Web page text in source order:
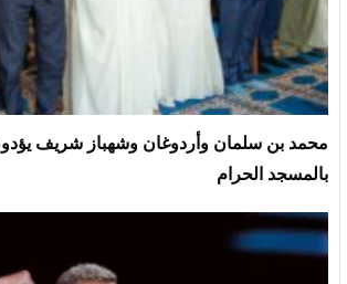
محمد بن سلمان وأردوغان وشهباز شريف
بالمسجد الحرام